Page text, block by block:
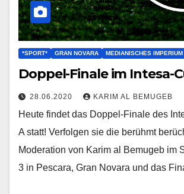
*SPORT* GRAN NOVARA MEDIANISCHES IMPERIUM
Doppel-Finale im Intesa-
28.06.2020 KARIM AL BEMUGEB
Heute findet das Doppel-Finale des
A statt! Verfolgen sie die berühmt
Moderation von Karim al Bemugeb im
3 in Pescara, Gran Novara und das